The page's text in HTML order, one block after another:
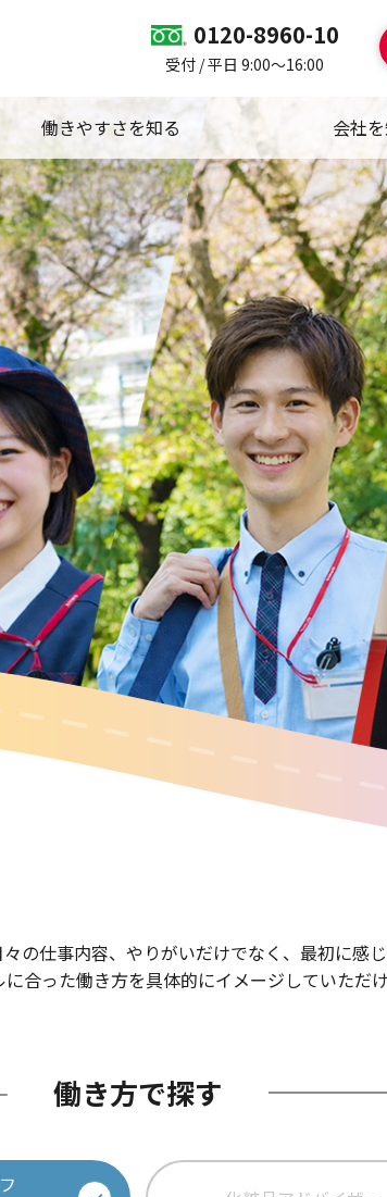
0120-8960-10
受付 / 平日 9:00～16:00
働きやすさを知る 会社
の仕事内容、やりがいだけでなく、最初に感
合った働き方を具体的にイメージしていただけ
働き方で探す